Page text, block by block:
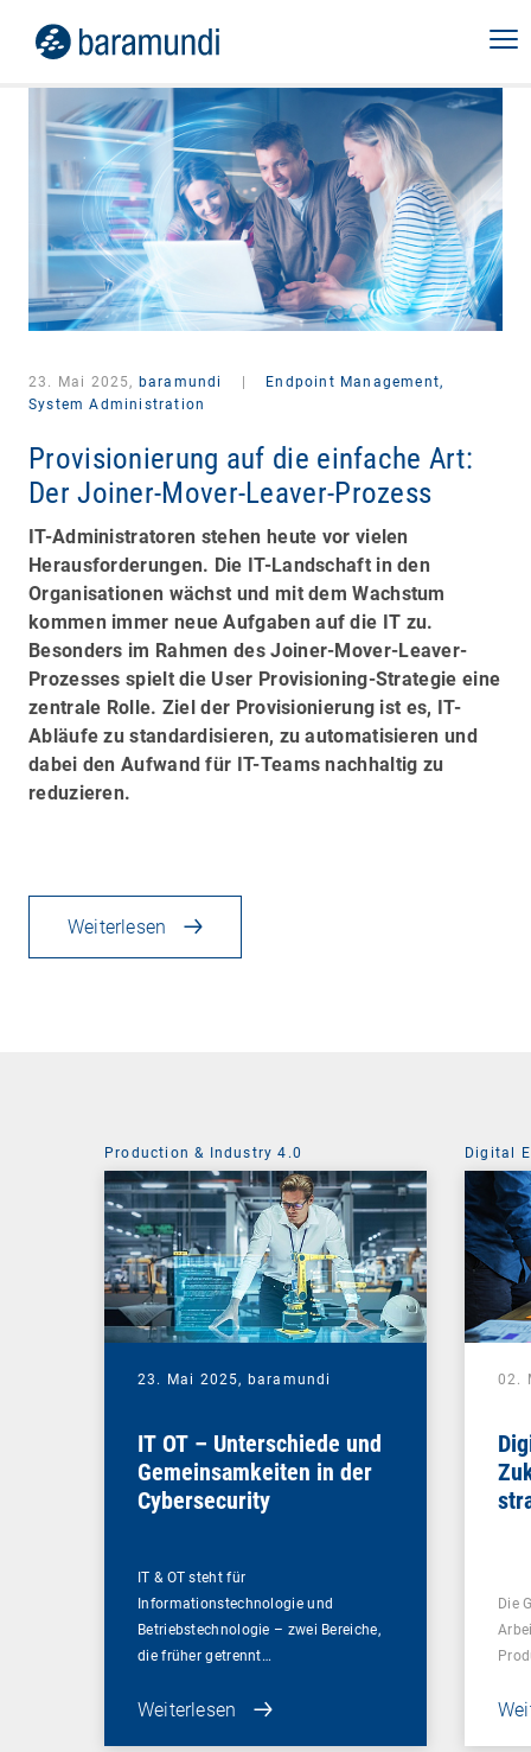
23. Mai 2025, baramundi
Endpoint Management,
System Administration
Provisionierung auf die einfache Art:
Der Joiner-Mover-Leaver-Prozess
IT-Administratoren stehen heute vor vielen
Herausforderungen. Die IT-Landschaft in den
Organisationen wächst und mit dem Wachstum
kommen immer neue Aufgaben auf die IT zu.
Besonders im Rahmen desJoiner-Mover-Leaver-
Prozesses spielt die User Provisioning-Strategie eine
zentrale Rolle. Ziel der Provisionierung ist es, IT-
Abläufe zu standardisieren, zu automatisieren und
dabei den Aufwand für IT-Teams nachhaltig zu
reduzieren.
Weiterlesen
Production & Industry 4.0
23. Mai 2025, baramundi
IT OT – Unterschiede und
Gemeinsamkeiten in der
Cybersecurity
IT & OT steht für
Informationstechnologie und
Betriebstechnologie – zwei Bereiche,
die früher getrennt…
Weiterlesen
Digital
02.
Die